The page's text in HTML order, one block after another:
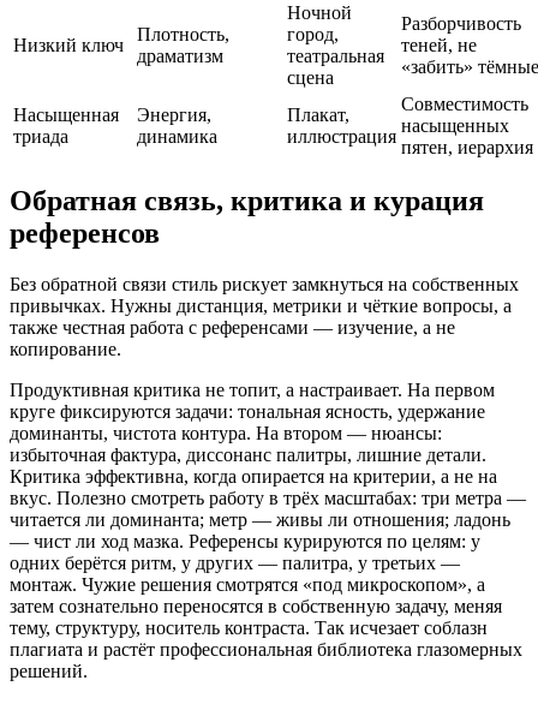
Низкий ключ
Плотность,
драматизм
Ночной
город,
театральная
сцена
Разборчивость
теней, не
«забить» тёмные
Насыщенная
триада
Энергия,
динамика
Плакат,
иллюстрация
Совместимость
насыщенных
пятен, иерархия
Обратная связь, критика и курация
референсов
Без обратной связи стиль рискует замкнуться на собственных
привычках. Нужны дистанция, метрики и чёткие вопросы, а
также честная работа с референсами — изучение, а не
копирование.
Продуктивная критика не топит, а настраивает. На первом
круге фиксируются задачи: тональная ясность, удержание
доминанты, чистота контура. На втором — нюансы:
избыточная фактура, диссонанс палитры, лишние детали.
Критика эффективна, когда опирается на критерии, а не на
вкус. Полезно смотреть работу в трёх масштабах: три метра —
читается ли доминанта; метр — живы ли отношения; ладонь
— чист ли ход мазка. Референсы курируются по целям: у
одних берётся ритм, у других — палитра, у третьих —
монтаж. Чужие решения смотрятся «под микроскопом», а
затем сознательно переносятся в собственную задачу, меняя
тему, структуру, носитель контраста. Так исчезает соблазн
плагиата и растёт профессиональная библиотека глазомерных
решений.